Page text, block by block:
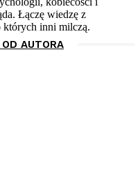
Łączę wiedzę z
których inni milczą.
AUTORA